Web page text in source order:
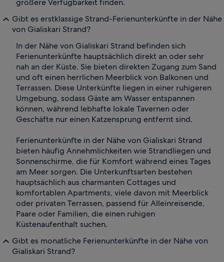
größere Verfügbarkeit finden.
Gibt es erstklassige Strand-Ferienunterkünfte in der Nähe
von Gialiskari Strand?
In der Nähe von Gialiskari Strand befinden sich
Ferienunterkünfte hauptsächlich direkt an oder sehr
nah an der Küste. Sie bieten direkten Zugang zum Sand
und oft einen herrlichen Meerblick von Balkonen und
Terrassen. Diese Unterkünfte liegen in einer ruhigeren
Umgebung, sodass Gäste am Wasser entspannen
können, während lebhafte lokale Tavernen oder
Geschäfte nur einen Katzensprung entfernt sind.
Ferienunterkünfte in der Nähe von Gialiskari Strand
bieten häufig Annehmlichkeiten wie Strandliegen und
Sonnenschirme, die für Komfort während eines Tages
am Meer sorgen. Die Unterkunftsarten bestehen
hauptsächlich aus charmanten Cottages und
komfortablen Apartments, viele davon mit Meerblick
oder privaten Terrassen, passend für Alleinreisende,
Paare oder Familien, die einen ruhigen
Küstenaufenthalt suchen.
Gibt es monatliche Ferienunterkünfte in der Nähe von
Gialiskari Strand?